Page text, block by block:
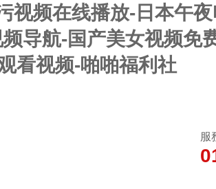
视频在线播放-日本午
导航-国产美女视频免
看视频-啪啪福利社
服